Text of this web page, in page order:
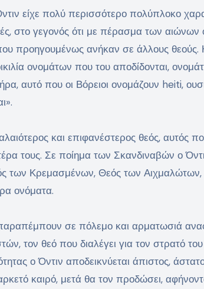
είχε πολύ περισσότερο πολύπλοκο
στο γεγονός ότι με πέρασμα των αιώνων
προηγουμένως ανήκαν σε άλλους θεούς.
ονομάτων που του αποδίδονται,
αυτό που οι Βόρειοι ονομάζουν heiti,
και επιφανέστερος θεός, αυτός
τους. Σε ποίημα των Σκανδιναβών ο
των Κρεμασμένων, Θεός των
ονόματα.
σε πόλεμο και αρματωσιά
τον θεό που διαλέγει για τον στρατό
ο Όντιν αποδεικνύεται άπιστος,
καιρό, μετά θα τον προδώσει,